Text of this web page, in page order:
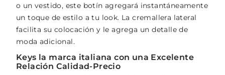
o un vestido, este botín agregará instantáneamente
un toque de estilo a tu look. La cremallera lateral
facilita su colocación y le agrega un detalle de
moda adicional.
Keys la marca italiana con una Excelente
Relación Calidad-Precio